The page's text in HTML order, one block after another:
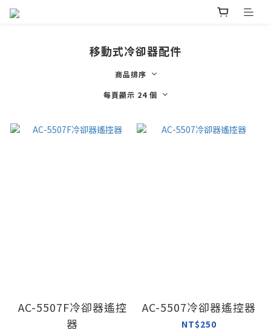
移動式冷卻器配件
商品排序
每頁顯示 24 個
AC-5507F冷卻器遙控
器
AC-5507冷卻器遙控器
NT$250